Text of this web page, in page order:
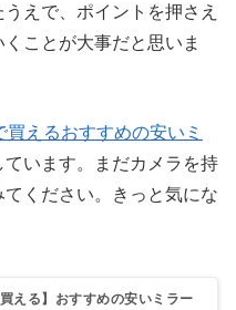
えで、ポイントを押さえ
ことが大事だと思いま
買えるおすすめの安いミ
ています。まだカメラを持
ください。きっと気にな
える】おすすめの安いミラー